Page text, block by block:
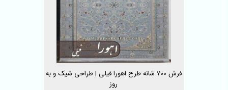
فرش 700 شانه طرح اهورا فیلی | طراحی شیک و به
روز